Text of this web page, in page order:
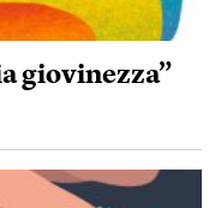
giovinezza”